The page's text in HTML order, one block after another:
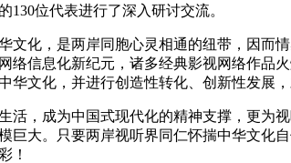
位代表进行了深入研讨交流。
化，是两岸同胞心灵相通的纽带，因而
信息化新纪元，诸多经典影视网络作品
文化，并进行创造性转化、创新性发展
，成为中国式现代化的精神支撑，更为
大。只要两岸视听界同仁怀揣中华文化
！